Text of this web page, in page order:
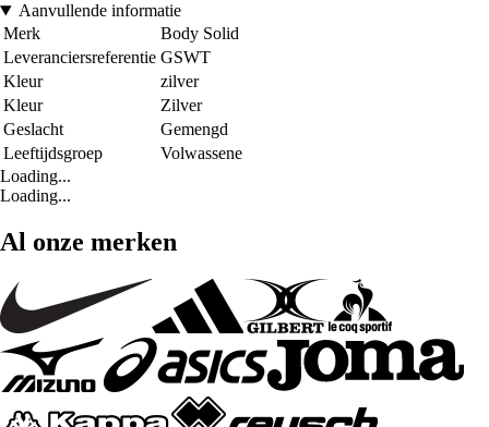
Aanvullende informatie
Merk
Body Solid
Leveranciersreferentie GSWT
Kleur
zilver
Kleur
Zilver
Geslacht
Gemengd
Leeftijdsgroep
Volwassene
Loading...
Loading...
Al onze merken